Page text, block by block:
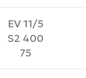
EV 11/5
S2 400
75